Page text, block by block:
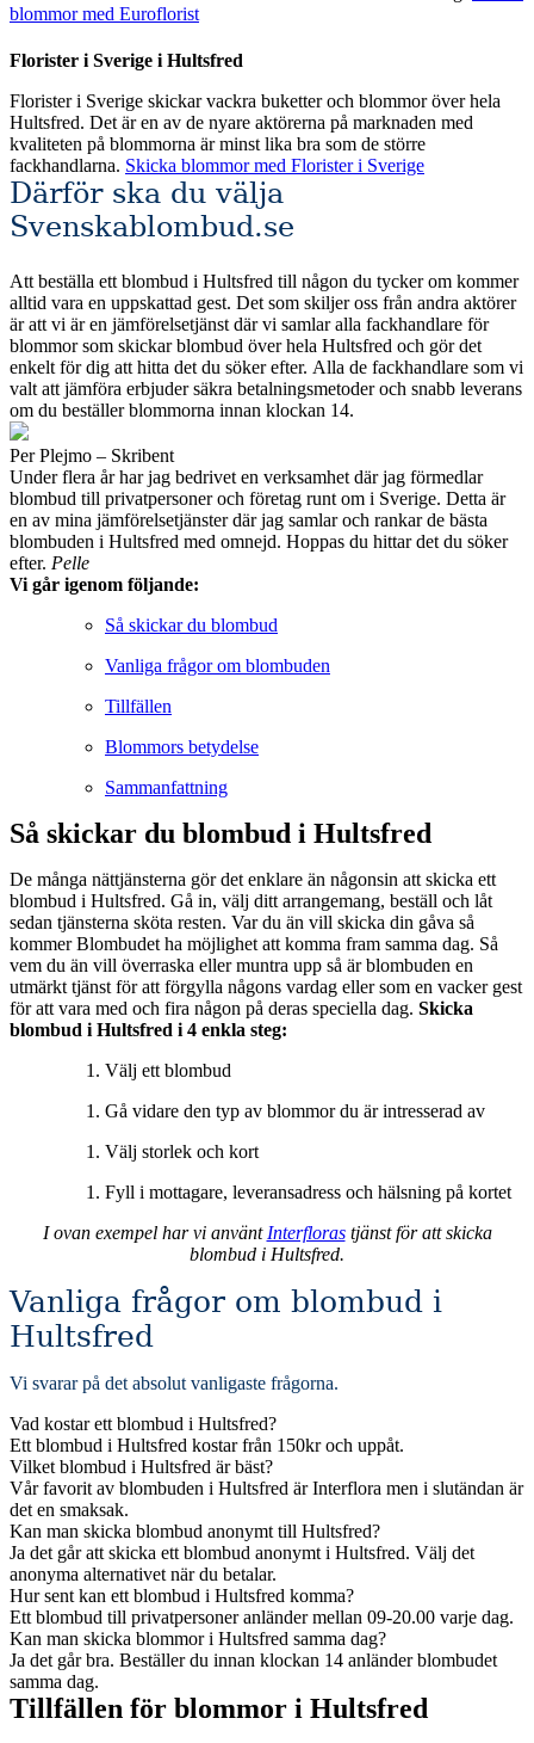
blommor med Euroflorist
Florister i Sverige i Hultsfred
Florister i Sverige skickar vackra buketter och blommor över hela
Hultsfred. Det är en av de nyare aktörerna på marknaden med
kvaliteten på blommorna är minst lika bra som de större
fackhandlarna. Skicka blommor med Florister i Sverige
Därför ska du välja
Svenskablombud.se
Att beställa ett blombud i Hultsfred till någon du tycker om kommer
alltid vara en uppskattad gest. Det som skiljer oss från andra aktörer
är att vi är en jämförelsetjänst där vi samlar alla fackhandlare för
blommor som skickar blombud över hela Hultsfred och gör det
enkelt för dig att hitta det du söker efter. Alla de fackhandlare som vi
valt att jämföra erbjuder säkra betalningsmetoder och snabb leverans
om du beställer blommorna innan klockan 14.
Per Plejmo – Skribent
Under flera år har jag bedrivet en verksamhet där jag förmedlar
blombud till privatpersoner och företag runt om i Sverige. Detta är
en av mina jämförelsetjänster där jag samlar och rankar de bästa
blombuden i Hultsfred med omnejd. Hoppas du hittar det du söker
efter. Pelle
Vi går igenom följande:
Så skickar du blombud
Vanliga frågor om blombuden
Tillfällen
Blommors betydelse
Sammanfattning
Så skickar du blombud i Hultsfred
De många nättjänsterna gör det enklare än någonsin att skicka ett
blombud i Hultsfred. Gå in, välj ditt arrangemang, beställ och låt
sedan tjänsterna sköta resten. Var du än vill skicka din gåva så
kommer Blombudet ha möjlighet att komma fram samma dag. Så
vem du än vill överraska eller muntra upp så är blombuden en
utmärkt tjänst för att förgylla någons vardag eller som en vacker gest
för att vara med och fira någon på deras speciella dag. Skicka
blombud i Hultsfred i 4 enkla steg:
Välj ett blombud
Gå vidare den typ av blommor du är intresserad av
Välj storlek och kort
Fyll i mottagare, leveransadress och hälsning på kortet
I ovan exempel har vi använtInterflorastjänst för att skicka
blombud i Hultsfred.
Vanliga frågor om blombud i
Hultsfred
Vi svarar på det absolut vanligaste frågorna.
Vad kostar ett blombud i Hultsfred?
Ett blombud i Hultsfred kostar från 150kr och uppåt.
Vilket blombud i Hultsfred är bäst?
Vår favorit av blombuden i Hultsfred är Interflora men i slutändan är
det en smaksak.
Kan man skicka blombud anonymt till Hultsfred?
Ja det går att skicka ett blombud anonymt i Hultsfred. Välj det
anonyma alternativet när du betalar.
Hur sent kan ett blombud i Hultsfred komma?
Ett blombud till privatpersoner anländer mellan 09-20.00 varje dag.
Kan man skicka blommor i Hultsfred samma dag?
Ja det går bra. Beställer du innan klockan 14 anländer blombudet
samma dag.
Tillfällen för blommor i Hultsfred